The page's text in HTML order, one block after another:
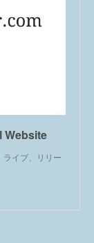
Website
イブ、リリー